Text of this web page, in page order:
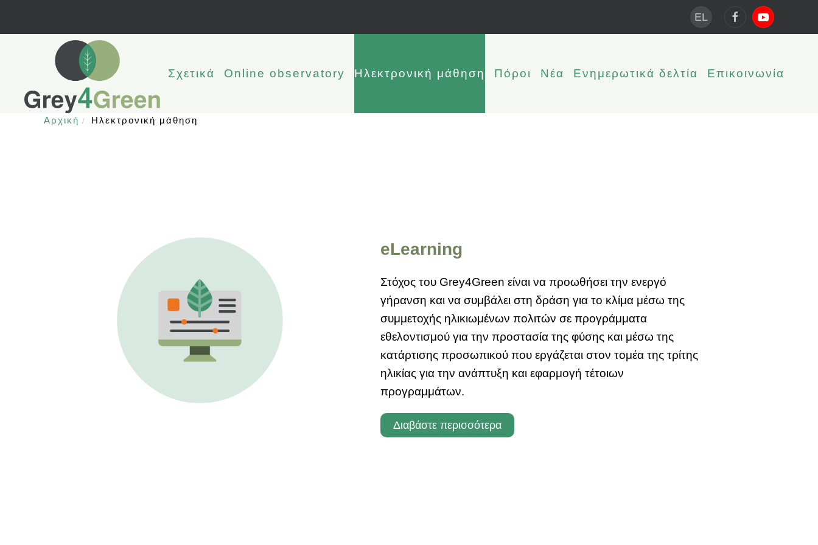
EL
Σχετικά Online observatory Ηλεκτρονική μάθηση Πόροι Νέα Ενημερωτικά δελτία Επικοινωνία
Αρχική Ηλεκτρονική μάθηση
eLearning
Στόχος του Grey4Green είναι να προωθήσει την ενεργό
γήρανση και να συμβάλει στη δράση για το κλίμα μέσω της
συμμετοχής ηλικιωμένων πολιτών σε προγράμματα
εθελοντισμού για την προστασία της φύσης και μέσω της
κατάρτισης προσωπικού που εργάζεται στον τομέα της τρίτης
ηλικίας για την ανάπτυξη και εφαρμογή τέτοιων
προγραμμάτων.
Διαβάστε περισσότερα